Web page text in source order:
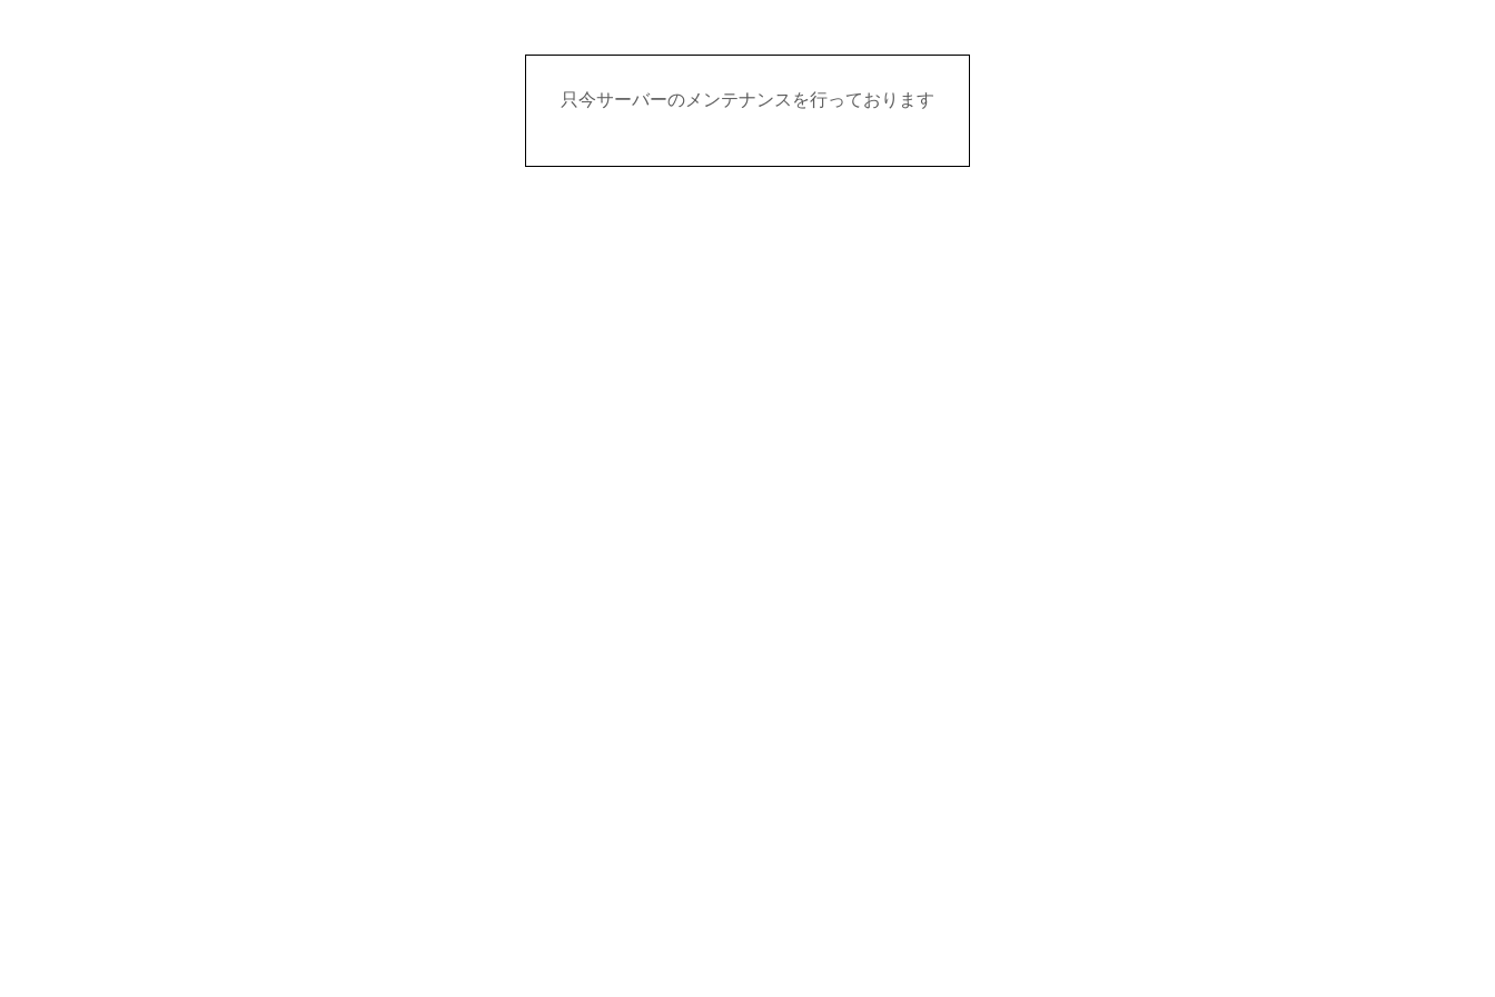
只今サーバーのメンテナンスを行っております